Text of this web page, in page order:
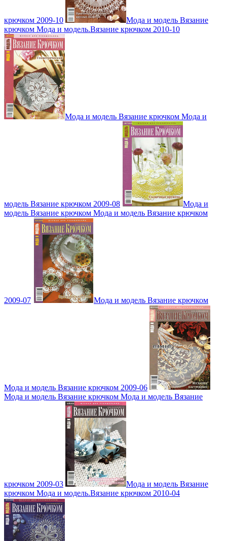
крючком 2009-10
Мода и модель Вязание
крючком Мода и модель.Вязание крючком 2010-10
Мода и модель Вязание крючком Мода и
модель Вязание крючком 2009-08
Мода и
модель Вязание крючком Мода и модель Вязание крючком
2009-07 Мода и модель Вязание крючком
Мода и модель Вязание крючком 2009-06
Мода и модель Вязание крючком Мода и модель Вязание
крючком 2009-03
Мода и модель Вязание
крючком Мода и модель.Вязание крючком 2010-04